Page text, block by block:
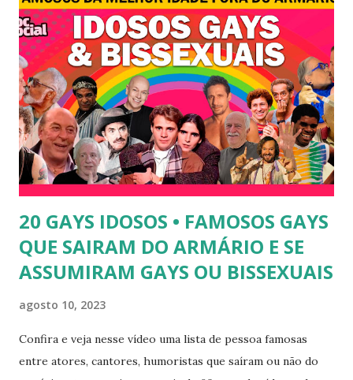
não para agradar a um homem. 3) Léo Aquilla - Apresenta o
programa "A Tarde é Sua", na Rede TV, ao lado de Sonia
Abrão. A loira também participou do reality show "A
Fazenda", exibido pela Record TV. 4) Thalita Zampirolli -
Thalita Zampirolli é modelo, atriz e empresária. A loira
alcançou a fama após ser apontada como affair do ex-
jogador Romário. 5) Ariadna Arantes - Ariadna Arantes
ficou nacionalmente conhecida após sua ...
20 GAYS IDOSOS • FAMOSOS GAYS
QUE SAIRAM DO ARMÁRIO E SE
ASSUMIRAM GAYS OU BISSEXUAIS
agosto 10, 2023
Confira e veja nesse vídeo uma lista de pessoa famosas
entre atores, cantores, humoristas que saíram ou não do